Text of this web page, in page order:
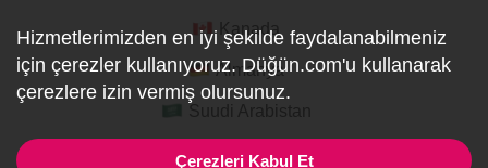
Kanada
Almanya
Hizmetlerimizden en iyi şekilde faydalanabilmeniz
için çerezler kullanıyoruz. Düğün.com'u kullanarak
çerezlere izin vermiş olursunuz.
Çerezleri Kabul Et